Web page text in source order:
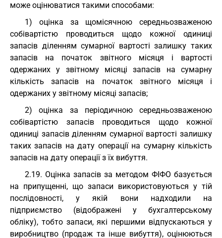
може оцінюватися такими способами:
1) оцінка за щомісячною середньозваженою
собівартістю проводиться щодо кожної одиниці
запасів діленням сумарної вартості залишку таких
запасів на початок звітного місяця і вартості
одержаних у звітному місяці запасів на сумарну
кількість запасів на початок звітного місяця і
одержаних у звітному місяці запасів;
2) оцінка за періодичною середньозваженою
собівартістю запасів проводиться щодо кожної
одиниці запасів діленням сумарної вартості залишку
таких запасів на дату операції на сумарну кількість
запасів на дату операції з їх вибуття.
2.19. Оцінка запасів за методом ФІФО базується
на припущенні, що запаси використовуються у тій
послідовності, у якій вони надходили на
підприємство (відображені у бухгалтерському
обліку), тобто запаси, які першими відпускаються у
виробництво (продаж та інше вибуття), оцінюються